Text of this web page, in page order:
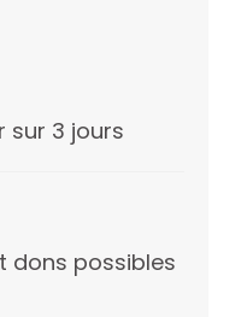
sur 3 jours
dons possibles